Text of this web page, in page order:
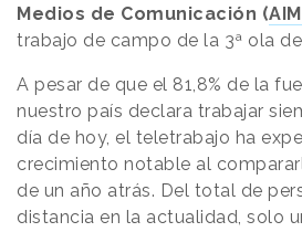
Medios de Comunicación (
trabajo de campo de la 3ª ola
A pesar de que el 81,8% de la
nuestro país declara trabajar
día de hoy, el teletrabajo ha
crecimiento notable al
de un año atrás. Del total de
distancia en la actualidad, solo